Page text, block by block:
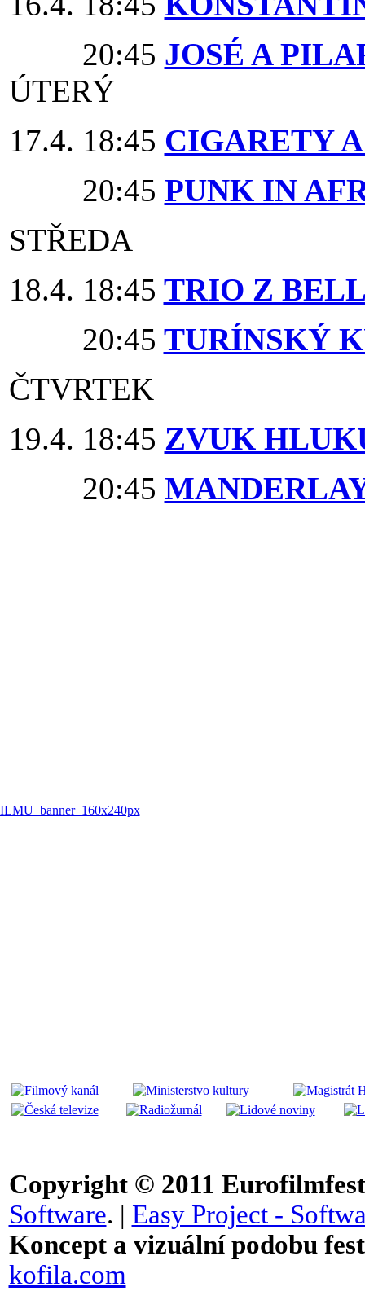
20:45 JOSÉ A
ÚTERÝ
17.4. 18:45 CIGARETY
20:45 PUNK IN
STŘEDA
18.4. 18:45 TRIO Z
20:45 TURÍNSKÝ
ČTVRTEK
19.4. 18:45 ZVUK
20:45
Copyright © 2011
Software. | Easy Project -
Koncept a vizuální podobu
kofila.com